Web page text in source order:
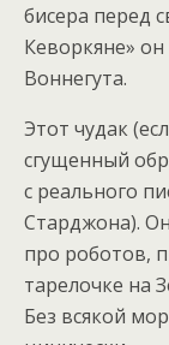
бисера перед
Кеворкяне»
Воннегута.
Этот чудак
сгущенный
с реального
Старджона).
про роботов,
тарелочке на
Без всякой